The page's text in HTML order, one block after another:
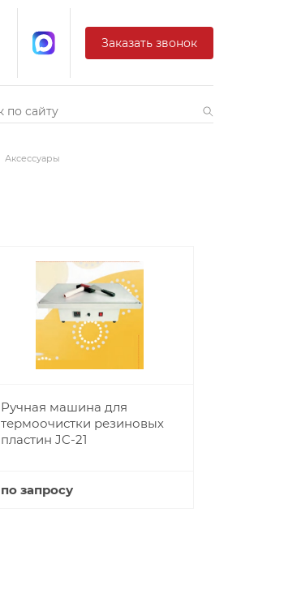
Заказать звонок
Аксессуары
Ручная машина для
термоочистки резиновых
пластин JC-21
по запросу